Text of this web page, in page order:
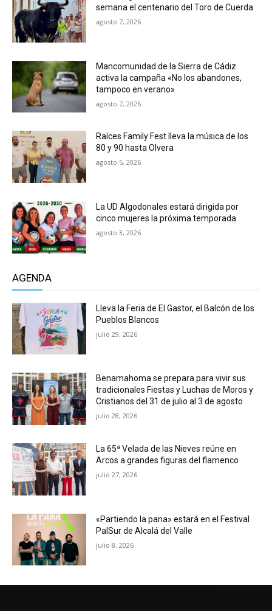
semana el centenario del Toro de Cuerda
agosto 7, 2026
Mancomunidad de la Sierra de Cádiz
activa la campaña «No los abandones,
tampoco en verano»
agosto 7, 2026
Raíces Family Fest lleva la música de los
80 y 90 hasta Olvera
agosto 5, 2026
La UD Algodonales estará dirigida por
cinco mujeres la próxima temporada
agosto 3, 2026
AGENDA
Lleva la Feria de El Gastor, el Balcón de los
Pueblos Blancos
julio 29, 2026
Benamahoma se prepara para vivir sus
tradicionales Fiestas y Luchas de Moros y
Cristianos del 31 de julio al 3 de agosto
julio 28, 2026
La 65ª Velada de las Nieves reúne en
Arcos a grandes figuras del flamenco
julio 27, 2026
«Partiendo la pana» estará en el Festival
PalSur de Alcalá del Valle
julio 8, 2026